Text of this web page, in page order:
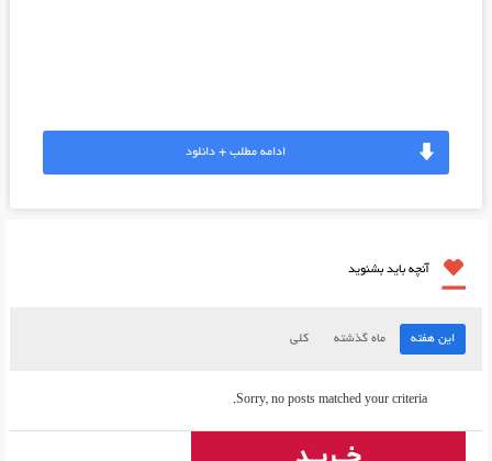
ادامه مطلب + دانلود
آنچه باید بشنوید
این هفته ماه گذشته کلی
Sorry, no posts matched your criteria.